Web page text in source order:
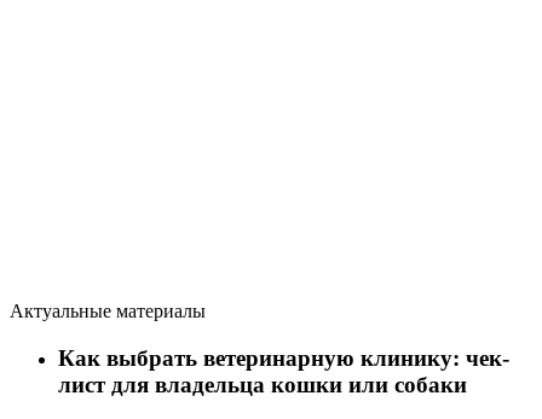
Актуальные материалы
Как выбрать ветеринарную клинику: чек-
лист для владельца кошки или собаки